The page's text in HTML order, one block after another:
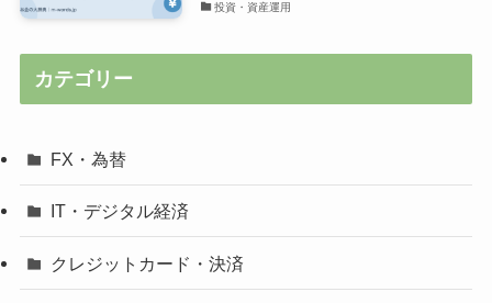
投資・資産運用
カテゴリー
FX・為替
IT・デジタル経済
クレジットカード・決済